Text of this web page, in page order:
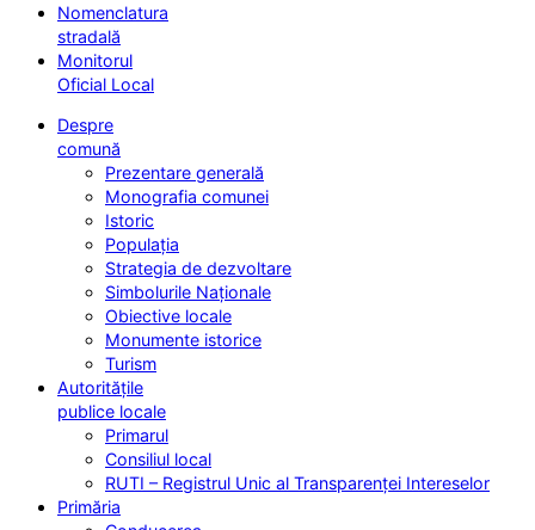
Nomenclatura
stradală
Monitorul
Oficial Local
Despre
comună
Prezentare generală
Monografia comunei
Istoric
Populația
Strategia de dezvoltare
Simbolurile Naționale
Obiective locale
Monumente istorice
Turism
Autoritățile
publice locale
Primarul
Consiliul local
RUTI – Registrul Unic al Transparenței Intereselor
Primăria